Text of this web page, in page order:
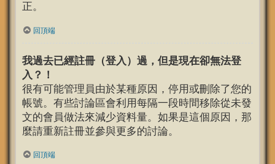
正。
回頂端
我過去已經註冊（登入）過，但是現在卻無法登
入？！
很有可能管理員由於某種原因，停用或刪除了您的
帳號。有些討論區會利用每隔一段時間移除從未發
文的會員做法來減少資料量。如果是這個原因，那
麼請重新註冊並參與更多的討論。
回頂端